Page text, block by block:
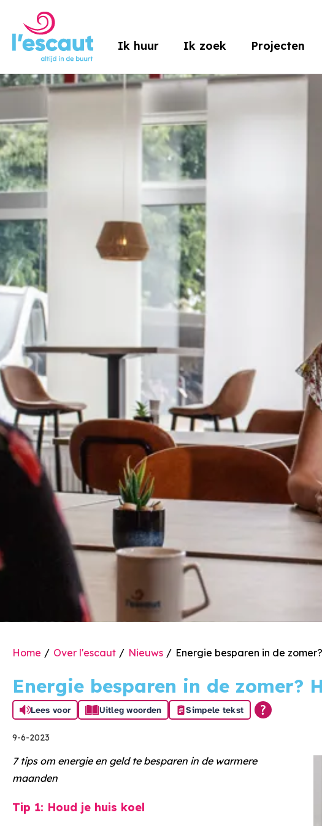
Naar hoofdinhoud
Naar hoofdnavigatiemenu
Naar zoeken
Naar de homepage
Ik huur Ik zoek Projecten
Home Over l'escaut Nieuws Energie besparen in de
Energie besparen in de zomer?
Lees voor Uitleg woorden Simpele tekst
9-6-2023
7 tips om energie en geld te besparen in de warmere
maanden
Tip 1: Houd je huis koel